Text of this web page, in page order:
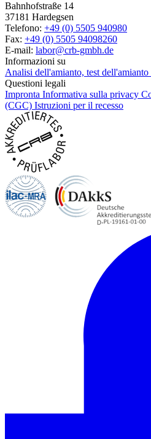
Bahnhofstraße 14
37181 Hardegsen
Telefono: +49 (0) 5505 940980
Fax: +49 (0) 5505 94098260
E-mail: labor@crb-gmbh.de
Informazioni su
Analisi dell'amianto, test dell'amianto
Questioni legali
Impronta Informativa sulla privacy
(CGC) Istruzioni per il recesso